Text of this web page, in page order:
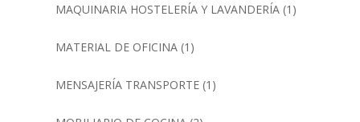
MAQUINARIA HOSTELERÍA Y LAVANDERÍA(1)
MATERIAL DE OFICINA(1)
MENSAJERÍA TRANSPORTE(1)